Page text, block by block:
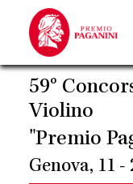
contenuto
principale
59°
Violino
"Premio
Genova, 11 -